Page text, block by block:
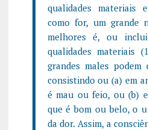
qualidades materiais
como for, um grande
melhores é, ou
qualidades materiais
grandes males podem
consistindo ou (a) em
é mau ou feio, ou (b)
que é bom ou belo, o
da dor. Assim, a